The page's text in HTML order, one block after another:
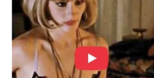
Ljubav: “Neko te
vidi”